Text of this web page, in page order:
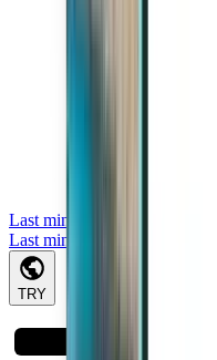
Last minute
Last minute
TRY